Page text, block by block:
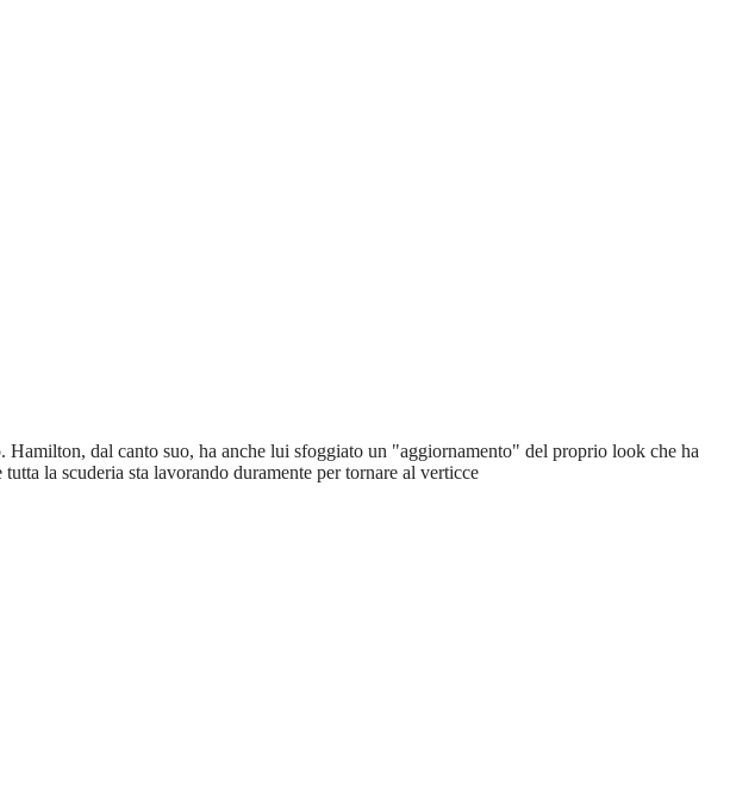
dal canto suo, ha anche lui sfoggiato un "aggiornamento" del proprio look che ha
la scuderia sta lavorando duramente per tornare al verticce